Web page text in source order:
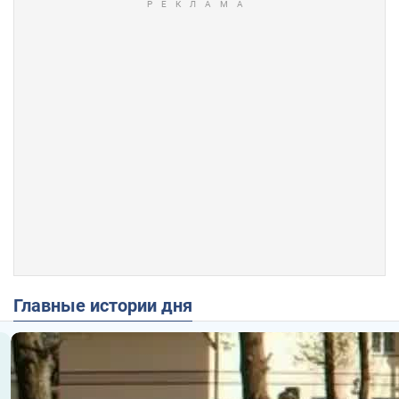
Главные истории дня